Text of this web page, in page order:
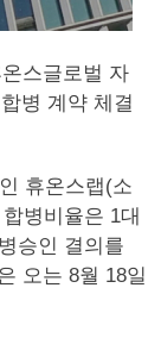
스글로벌 자
병 계약 체결
휴온스랩(소
병비율은 1대
승인 결의를
오는 8월 18일